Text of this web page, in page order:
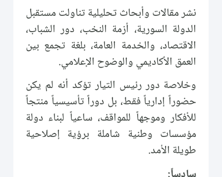
نشر مقالات وأبحاث تحليلية تناولت مستقبل
الدولة السورية، أزمة النخب، دور الشباب،
الاقتصاد، والخدمة العامة، بلغة تجمع بين
العمق الأكاديمي والوضوح الإعلامي.
وخلاصة دور رئيس التيار تؤكد أنه لم يكن
حضوراً إدارياً فقط، بل دوراً تأسيسياً منتجاً
للأفكار وموجهاً للمواقف، ساعياً لبناء دولة
مؤسسات وطنية شاملة برؤية إصلاحية
طويلة الأمد.